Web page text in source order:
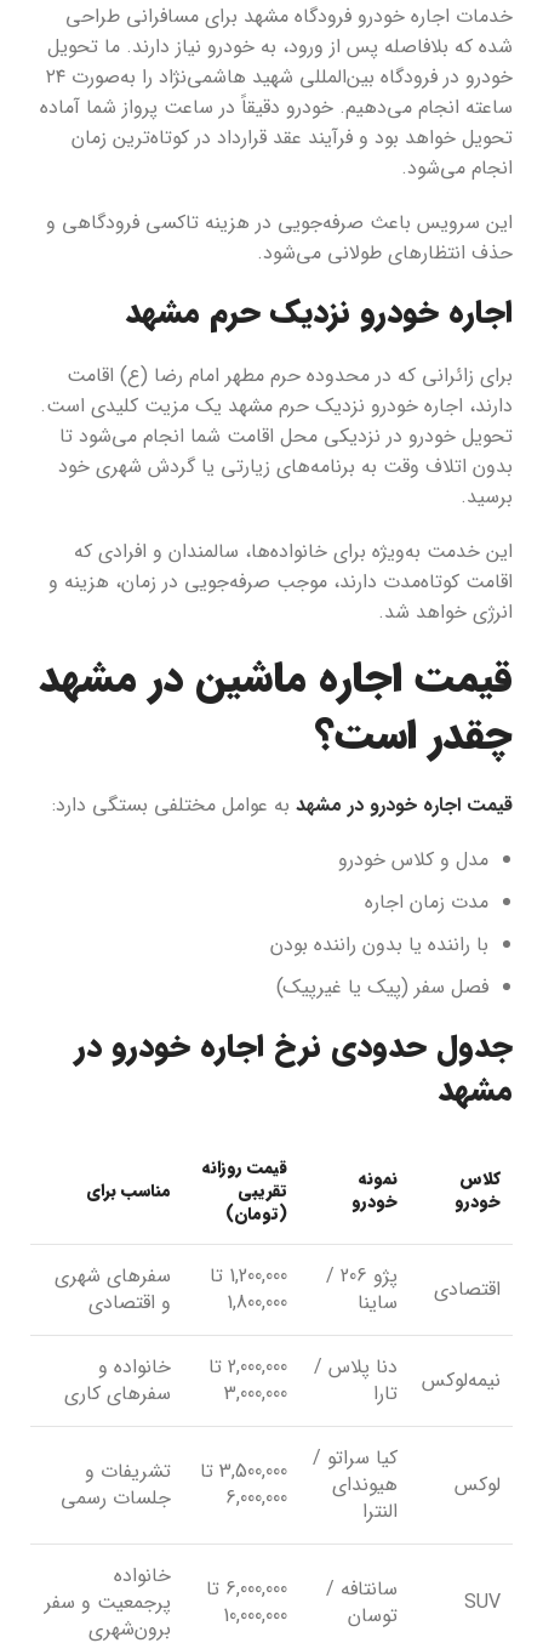
خدمات اجاره خودرو فرودگاه مشهد برای مسافرانی طراحی
شده که بلافاصله پس از ورود، به خودرو نیاز دارند. ما تحویل
خودرو در فرودگاه بین‌المللی شهید هاشمی‌نژاد را به‌صورت ۲۴
ساعته انجام می‌دهیم. خودرو دقیقاً در ساعت پرواز شما آماده
تحویل خواهد بود و فرآیند عقد قرارداد در کوتاه‌ترین زمان
انجام می‌شود.
این سرویس باعث صرفه‌جویی در هزینه تاکسی فرودگاهی و
حذف انتظارهای طولانی می‌شود.
اجاره خودرو نزدیک حرم مشهد
برای زائرانی که در محدوده حرم مطهر امام رضا (ع) اقامت
دارند، اجاره خودرو نزدیک حرم مشهد یک مزیت کلیدی است.
تحویل خودرو در نزدیکی محل اقامت شما انجام می‌شود تا
بدون اتلاف وقت به برنامه‌های زیارتی یا گردش شهری خود
برسید.
این خدمت به‌ویژه برای خانواده‌ها، سالمندان و افرادی که
اقامت کوتاه‌مدت دارند، موجب صرفه‌جویی در زمان، هزینه و
انرژی خواهد شد.
قیمت اجاره ماشین در مشهد
چقدر است؟
قیمت اجاره خودرو در مشهد به عوامل مختلفی بستگی دارد:
مدل و کلاس خودرو
مدت زمان اجاره
با راننده یا بدون راننده بودن
فصل سفر (پیک یا غیرپیک)
جدول حدودی نرخ اجاره خودرو در
مشهد
کلاس
خودرو
نمونه
خودرو
قیمت روزانه
تقریبی
(تومان)
مناسب برای
اقتصادی
پژو 206 /
ساینا
1,200,000 تا
1,800,000
سفرهای شهری
و اقتصادی
نیمه‌لوکس
دنا پلاس /
تارا
2,000,000 تا
3,000,000
خانواده و
سفرهای کاری
لوکس
کیا سراتو /
هیوندای
النترا
3,500,000 تا
6,000,000
تشریفات و
جلسات رسمی
SUV
سانتافه /
توسان
6,000,000 تا
10,000,000
خانواده
پرجمعیت و سفر
برون‌شهری